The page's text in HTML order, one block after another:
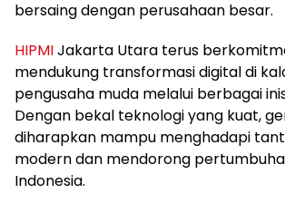
bersaing dengan perusahaan besar.
HIPMIJakarta Utara terus
mendukung transformasi digital di
pengusaha muda melalui berbagai
Dengan bekal teknologi yang kuat,
diharapkan mampu menghadapi
modern dan mendorong
Indonesia.